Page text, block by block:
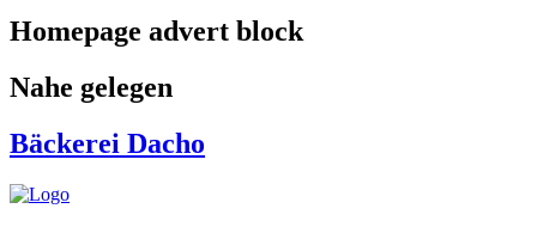
Homepage advert block
Nahe gelegen
Bäckerei Dacho